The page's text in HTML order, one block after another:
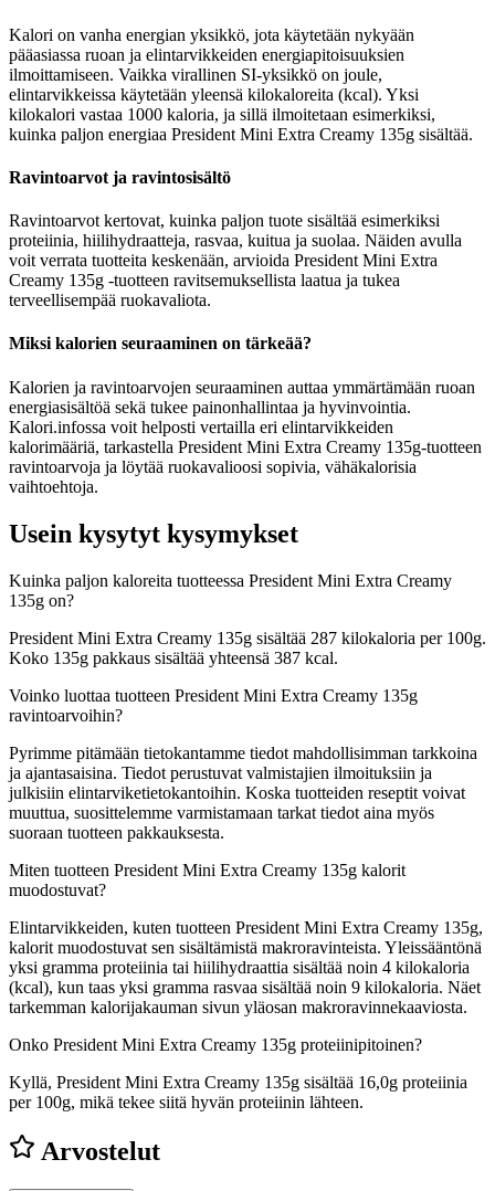
Kalori on vanha energian yksikkö, jota käytetään nykyään
pääasiassa ruoan ja elintarvikkeiden energiapitoisuuksien
ilmoittamiseen. Vaikka virallinen SI-yksikkö on joule,
elintarvikkeissa käytetään yleensä kilokaloreita (kcal). Yksi
kilokalori vastaa 1000 kaloria, ja sillä ilmoitetaan esimerkiksi,
kuinka paljon energiaa President Mini Extra Creamy 135g sisältää.
Ravintoarvot ja ravintosisältö
Ravintoarvot kertovat, kuinka paljon tuote sisältää esimerkiksi
proteiinia, hiilihydraatteja, rasvaa, kuitua ja suolaa. Näiden avulla
voit verrata tuotteita keskenään, arvioida President Mini Extra
Creamy 135g -tuotteen ravitsemuksellista laatua ja tukea
terveellisempää ruokavaliota.
Miksi kalorien seuraaminen on tärkeää?
Kalorien ja ravintoarvojen seuraaminen auttaa ymmärtämään ruoan
energiasisältöä sekä tukee painonhallintaa ja hyvinvointia.
Kalori.infossa voit helposti vertailla eri elintarvikkeiden
kalorimääriä, tarkastella President Mini Extra Creamy 135g-tuotteen
ravintoarvoja ja löytää ruokavalioosi sopivia, vähäkalorisia
vaihtoehtoja.
Usein kysytyt kysymykset
Kuinka paljon kaloreita tuotteessa President Mini Extra Creamy
135g on?
President Mini Extra Creamy 135g sisältää 287 kilokaloria per 100g.
Koko 135g pakkaus sisältää yhteensä 387 kcal.
Voinko luottaa tuotteen President Mini Extra Creamy 135g
ravintoarvoihin?
Pyrimme pitämään tietokantamme tiedot mahdollisimman tarkkoina
ja ajantasaisina. Tiedot perustuvat valmistajien ilmoituksiin ja
julkisiin elintarviketietokantoihin. Koska tuotteiden reseptit voivat
muuttua, suosittelemme varmistamaan tarkat tiedot aina myös
suoraan tuotteen pakkauksesta.
Miten tuotteen President Mini Extra Creamy 135g kalorit
muodostuvat?
Elintarvikkeiden, kuten tuotteen President Mini Extra Creamy 135g,
kalorit muodostuvat sen sisältämistä makroravinteista. Yleissääntönä
yksi gramma proteiinia tai hiilihydraattia sisältää noin 4 kilokaloria
(kcal), kun taas yksi gramma rasvaa sisältää noin 9 kilokaloria. Näet
tarkemman kalorijakauman sivun yläosan makroravinnekaaviosta.
Onko President Mini Extra Creamy 135g proteiinipitoinen?
Kyllä, President Mini Extra Creamy 135g sisältää 16,0g proteiinia
per 100g, mikä tekee siitä hyvän proteiinin lähteen.
Arvostelut